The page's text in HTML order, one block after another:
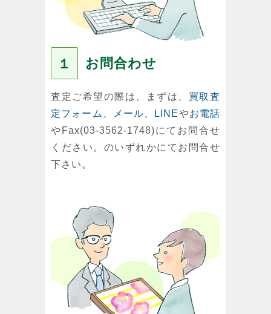
１ お問合わせ
査定ご希望の際は、まずは、 買取査
定フォーム
メール LINEやお電話
やFax(03-3562-1748)にてお問合せ
ください。のいずれかにてお問合せ
下さい。